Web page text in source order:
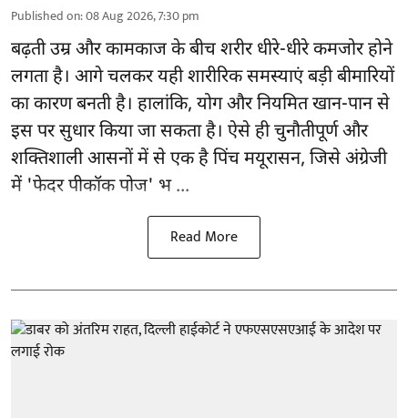
Published on:08 Aug 2026, 7:30 pm
बढ़ती उम्र और कामकाज के बीच शरीर धीरे-धीरे कमजोर होने
लगता है। आगे चलकर यही शारीरिक समस्याएं बड़ी बीमारियों
का कारण बनती है। हालांकि, योग और नियमित खान-पान से
इस पर सुधार किया जा सकता है। ऐसे ही चुनौतीपूर्ण और
शक्तिशालीआसनोंमें से एक है पिंच मयूरासन, जिसे अंग्रेजी
में 'फेदर पीकॉक पोज' भ ...
Read More